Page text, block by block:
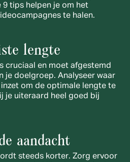
9 tips helpen je om het
te halen.
lengte
cruciaal en moet afgestemd
je doelgroep. Analyseer waar
om de optimale lengte te
je uiteraard heel goed bij
aandacht
steeds korter. Zorg ervoor